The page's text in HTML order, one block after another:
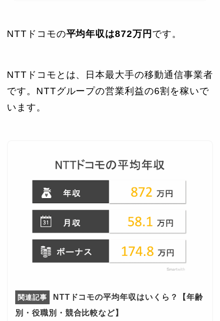
NTTドコモの平均年収は872万円 です。
NTTドコモとは、日本最大手の移動通信事業者
です。NTTグループの営業利益の6割を稼いで
います。
NTTドコモの平均年収はいくら？【年齢
別・役職別・競合比較など】